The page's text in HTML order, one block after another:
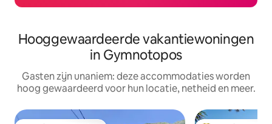
Hooggewaardeerde vakantiewoningen
in Gymnotopos
Gasten zijn unaniem: deze accommodaties worden
hoog gewaardeerd voor hun locatie, netheid en meer.